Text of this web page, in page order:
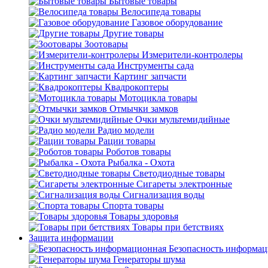
Велосипеда товары
Газовое оборудование
Другие товары
Зоотовары
Измерители-контролеры
Инструменты сада
Картинг запчасти
Квадрокоптеры
Мотоцикла товары
Отмычки замков
Очки мультемидийные
Радио модели
Рации товары
Роботов товары
Рыбалка - Охота
Светодиодные товары
Сигареты электронные
Сигнализация воды
Спорта товары
Товары здоровья
Товары при бетствиях
Защита информации
Безопасность
Генераторы шума